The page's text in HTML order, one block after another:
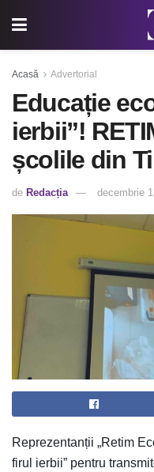
Acasă Advertorial
Educație
ierbii”!
școlile din
de Redacția decembrie
Reprezentanții „Retim
firul ierbii” pentru